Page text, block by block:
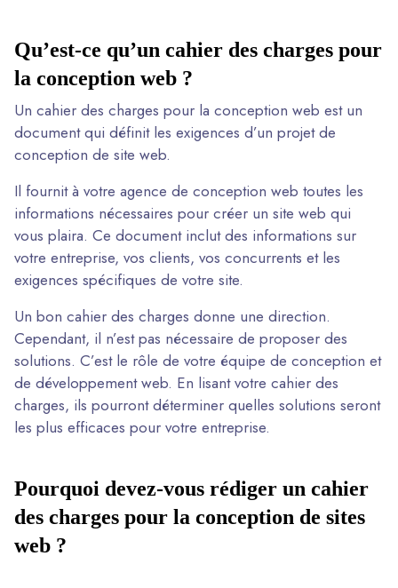
Qu’est-ce qu’un cahier des charges pour
la conception web ?
Un cahier des charges pour la conception web est un
document qui définit les exigences d’un projet de
conception de site web.
Il fournit à votre agence de conception web toutes les
informations nécessaires pour créer un site web qui
vous plaira. Ce document inclut des informations sur
votre entreprise, vos clients, vos concurrents et les
exigences spécifiques de votre site.
Un bon cahier des charges donne une direction.
Cependant, il n’est pas nécessaire de proposer des
solutions. C’est le rôle de votre équipe de conception et
de développement web. En lisant votre cahier des
charges, ils pourront déterminer quelles solutions seront
les plus efficaces pour votre entreprise.
Pourquoi devez-vous rédiger un cahier
des charges pour la conception de sites
web ?